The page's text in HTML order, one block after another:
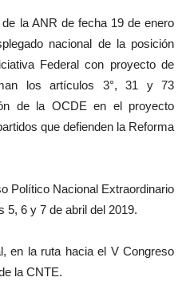
la ANR de fecha 19 de enero
nacional de la posición
Federal con proyecto de
los artículos 3°, 31 y 73
de la OCDE en el proyecto
que defienden la Reforma
Político Nacional Extraordinario
5, 6 y 7 de abril del 2019.
en la ruta hacia el V Congreso
la CNTE.